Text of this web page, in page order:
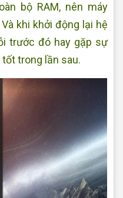
bộ RAM, nên máy
khi khởi động lại hệ
trước đó hay gặp sự
trong lần sau.